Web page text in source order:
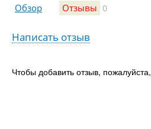
Обзор Отзывы 0
Написать отзыв
Чтобы добавить отзыв, пожалуйста,